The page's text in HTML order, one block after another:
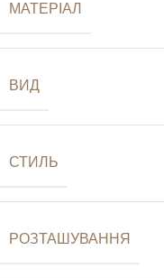
МАТЕРІАЛ
ВИД
СТИЛЬ
РОЗТАШУВАННЯ